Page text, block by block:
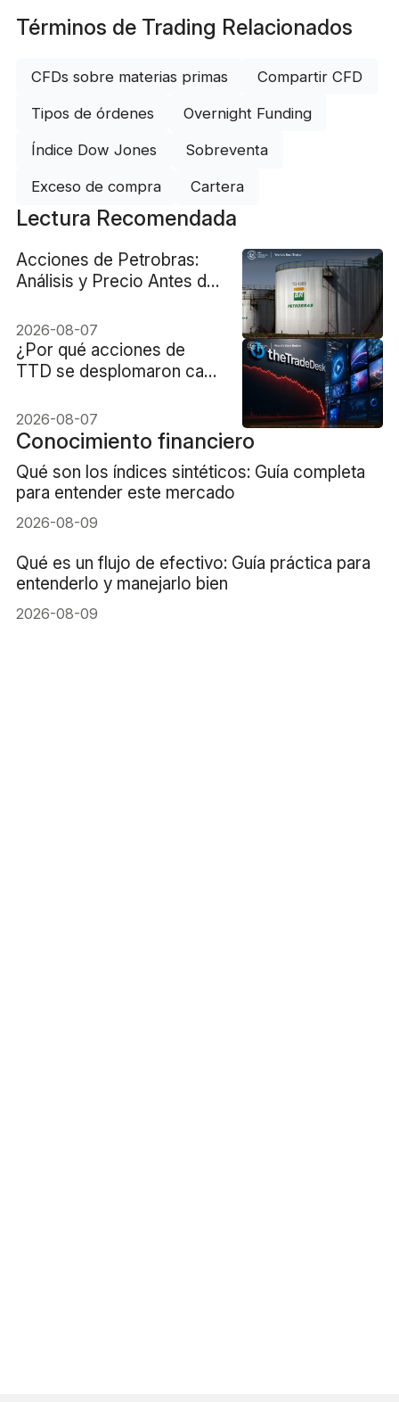
Términos de Trading Relacionados
CFDs sobre materias primas Compartir CFD
Tipos de órdenes Overnight Funding
Índice Dow Jones Sobreventa
Exceso de compra Cartera
Lectura Recomendada
Acciones de Petrobras:
Análisis y Precio Antes del
2026-08-07
¿Por qué acciones de
TTD se desplomaron casi
2026-08-07
Conocimiento financiero
Qué son los índices sintéticos: Guía completa
para entender este mercado
2026-08-09
Qué es un flujo de efectivo: Guía práctica para
entenderlo y manejarlo bien
2026-08-09